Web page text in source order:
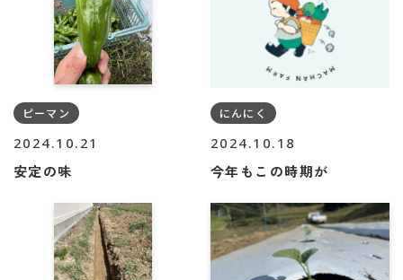
ピーマン
2024.10.21
安定の味
にんにく
2024.10.18
今年もこの時期が